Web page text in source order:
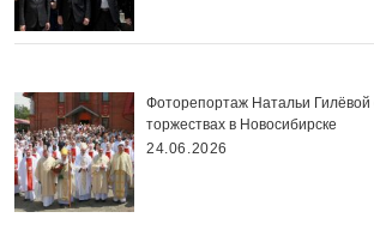
Фоторепортаж Натальи
торжествах в Новосибирске
24.06.2026